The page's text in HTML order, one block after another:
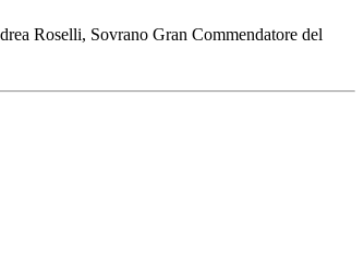
Roselli, Sovrano Gran Commendatore del